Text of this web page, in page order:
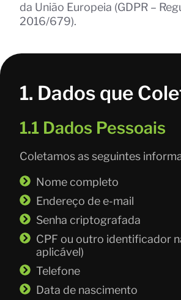
da União Europeia (GDPR –
2016/679).
1. Dados que
1.1 Dados Pessoais
Coletamos as seguintes
Nome completo
Endereço de e-mail
Senha criptografada
CPF ou outro identificador
aplicável)
Telefone
Data de nascimento